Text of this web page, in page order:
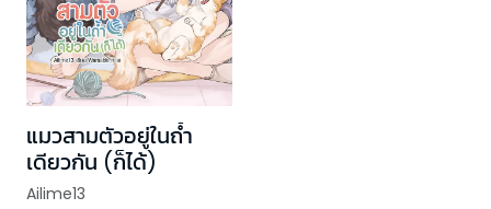
แมวสามตัวอยู่ในถ้ำ
เดียวกัน (ก็ได้)
Ailime13